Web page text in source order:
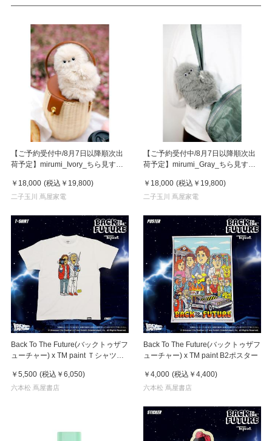
【ご予約受付中/8月7日以降順次出
荷予定】mirumi_Ivory_ちら見する
リー
￥18,000 (税込 ￥19,800)
二子玉川 蔦屋家電
【ご予約受付中/8月7日以降順次出
荷予定】mirumi_Gray_ちら見する
￥18,000 (税込 ￥19,800)
二子玉川 蔦屋家電
Back To The Future(バックトゥザフ
ューチャー) x TM paint Ｔシャツ
￥5,500 (税込 ￥6,050)
六本松 蔦屋書店
Back To The Future(バックトゥザフ
ューチャー) x TM paint B2ポスター
￥4,000 (税込 ￥4,400)
六本松 蔦屋書店